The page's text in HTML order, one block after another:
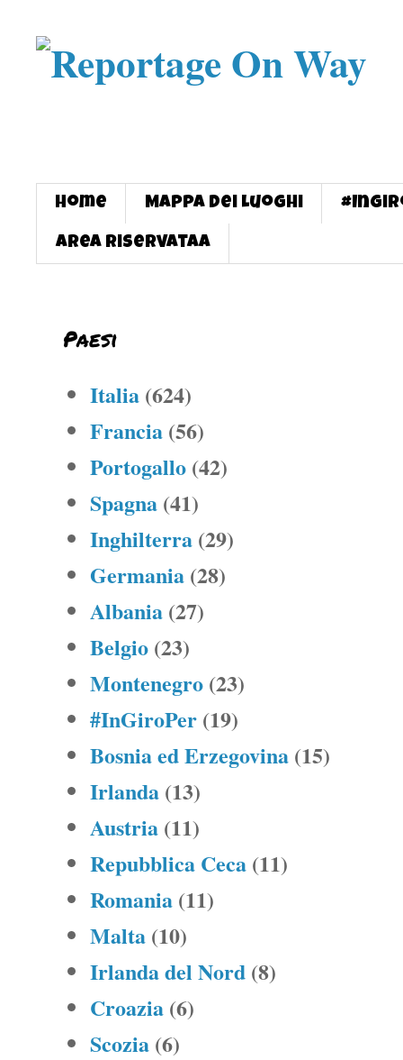
Home Mappa dei Luoghi
Area Riservataa
Paesi
Italia (624)
Francia (56)
Portogallo (42)
Spagna (41)
Inghilterra (29)
Germania (28)
Albania (27)
Belgio (23)
Montenegro (23)
#InGiroPer (19)
Bosnia ed Erzegovina (15)
Irlanda (13)
Austria (11)
Repubblica Ceca (11)
Romania (11)
Malta (10)
Irlanda del Nord (8)
Croazia (6)
Scozia (6)